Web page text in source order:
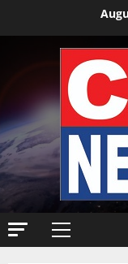
Primary